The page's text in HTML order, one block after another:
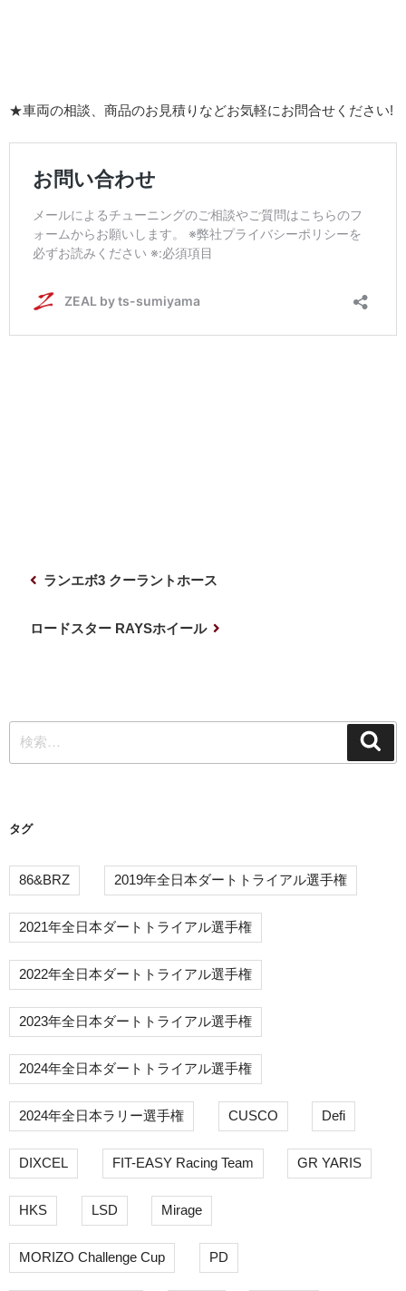
★車両の相談、商品のお見積りなどお気軽にお問合せください!
シ
ョ
ランエボ3 クーラントホース
ロードスター RAYSホイール
索:
タグ
86&BRZ 2019年全日本ダートトライアル選手権
2021年全日本ダートトライアル選手権
2022年全日本ダートトライアル選手権
2023年全日本ダートトライアル選手権
2024年全日本ダートトライアル選手権
2024年全日本ラリー選手権 CUSCO Defi
DIXCEL FIT-EASY Racing Team GR YARIS
HKS LSD Mirage
MORIZO Challenge Cup PD